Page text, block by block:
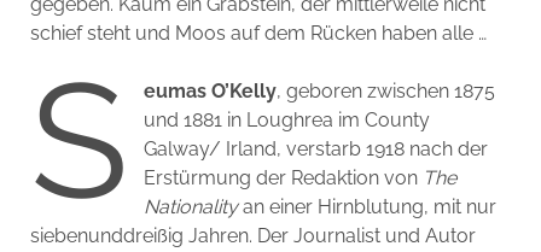
schief steht und Moos auf dem Rücken haben alle …
S eumas O’Kelly, geboren zwischen 1875
und 1881 in Loughrea im County
Galway/ Irland, verstarb 1918 nach der
Erstürmung der Redaktion von The
Nationalityan einer Hirnblutung, mit nur
siebenunddreißig Jahren. Der Journalist und Autor